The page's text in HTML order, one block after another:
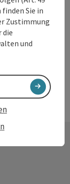
Sie in
Zustimmung
die
und